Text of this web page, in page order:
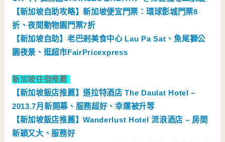
【新加坡自助攻略】新加坡便宜門票：環球影城門票8
折、夜間動物園門票7折
【新加坡自助】老巴剎美食中心 Lau Pa Sat、魚尾獅公
園夜景、逛超市FairPricexpress
新加坡住宿推薦
【新加坡飯店推薦】道拉特酒店 The Daulat Hotel –
2013.7月新開幕、服務超好、幸運被升等
【新加坡飯店推薦】Wanderlust Hotel 流浪酒店 – 房間
新穎又大、服務好